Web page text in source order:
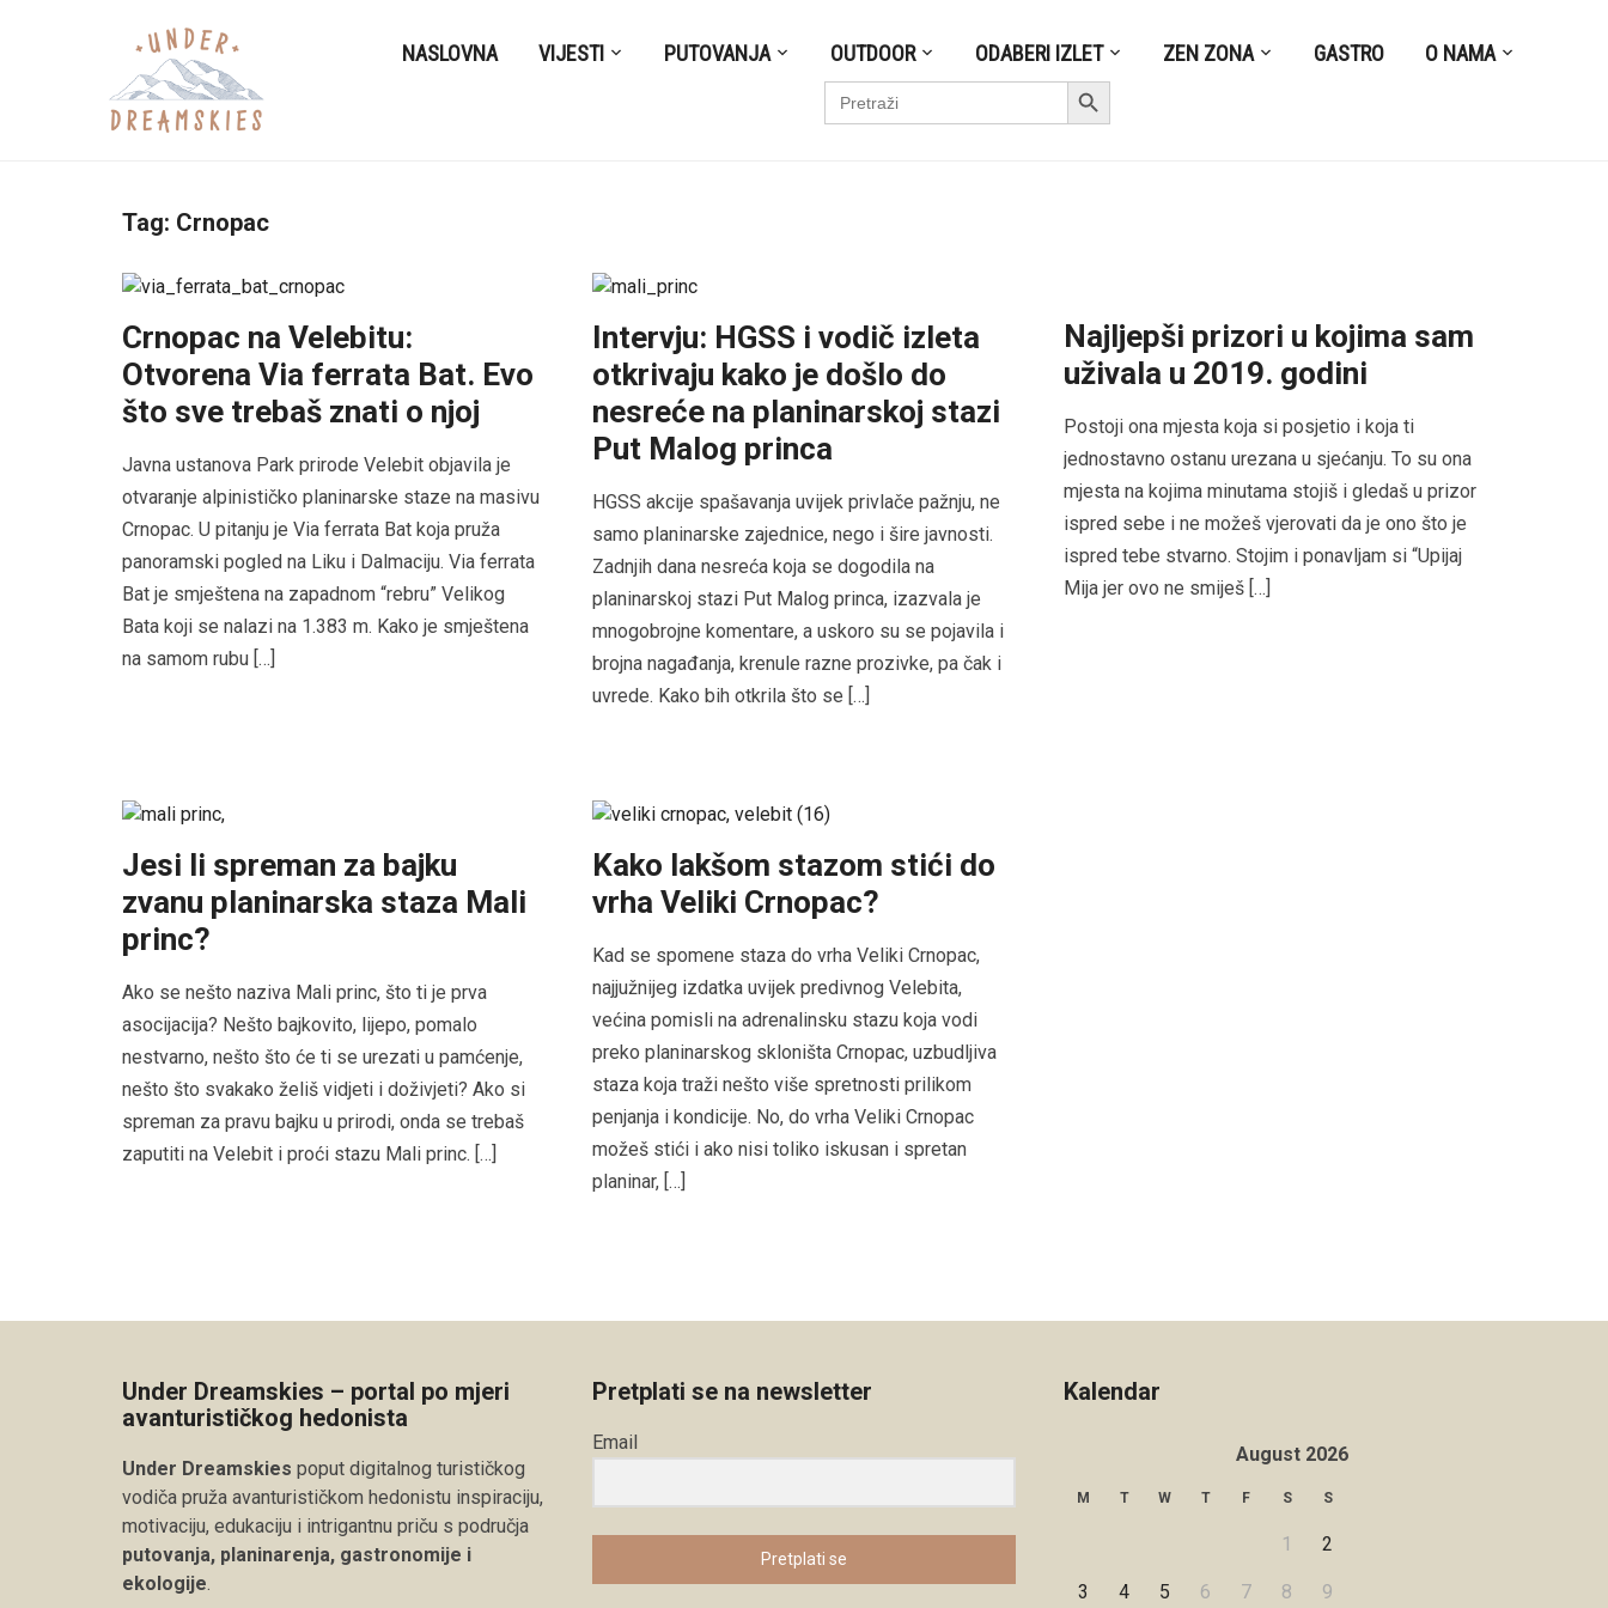
NASLOVNA VIJESTI PUTOVANJA OUTDOOR ODABERI IZLET ZEN ZONA GASTRO O NAMA
Search
for:
Search Button
Tag: Crnopac
Crnopac na Velebitu:
Otvorena Via ferrata Bat. Evo
što sve trebaš znati o njoj
Javna ustanova Park prirode Velebit objavila je
otvaranje alpinističko planinarske staze na masivu
Crnopac. U pitanju je Via ferrata Bat koja pruža
panoramski pogled na Liku i Dalmaciju. Via ferrata
Bat je smještena na zapadnom “rebru” Velikog
Bata koji se nalazi na 1.383 m. Kako je smještena
na samom rubu […]
Intervju: HGSS i vodič izleta
otkrivaju kako je došlo do
nesreće na planinarskoj stazi
Put Malog princa
HGSS akcije spašavanja uvijek privlače pažnju, ne
samo planinarske zajednice, nego i šire javnosti.
Zadnjih dana nesreća koja se dogodila na
planinarskoj stazi Put Malog princa, izazvala je
mnogobrojne komentare, a uskoro su se pojavila i
brojna nagađanja, krenule razne prozivke, pa čak i
uvrede. Kako bih otkrila što se […]
Najljepši prizori u kojima sam
uživala u 2019. godini
Postoji ona mjesta koja si posjetio i koja ti
jednostavno ostanu urezana u sjećanju. To su ona
mjesta na kojima minutama stojiš i gledaš u prizor
ispred sebe i ne možeš vjerovati da je ono što je
ispred tebe stvarno. Stojim i ponavljam si “Upijaj
Mija jer ovo ne smiješ […]
Jesi li spreman za bajku
zvanu planinarska staza Mali
princ?
Ako se nešto naziva Mali princ, što ti je prva
asocijacija? Nešto bajkovito, lijepo, pomalo
nestvarno, nešto što će ti se urezati u pamćenje,
nešto što svakako želiš vidjeti i doživjeti? Ako si
spreman za pravu bajku u prirodi, onda se trebaš
zaputiti na Velebit i proći stazu Mali princ. […]
Kako lakšom stazom stići do
vrha Veliki Crnopac?
Kad se spomene staza do vrha Veliki Crnopac,
najjužnijeg izdatka uvijek predivnog Velebita,
većina pomisli na adrenalinsku stazu koja vodi
preko planinarskog skloništa Crnopac, uzbudljiva
staza koja traži nešto više spretnosti prilikom
penjanja i kondicije. No, do vrha Veliki Crnopac
možeš stići i ako nisi toliko iskusan i spretan
planinar, […]
Under Dreamskies – portal po mjeri
avanturističkog hedonista
Under Dreamskies poput digitalnog turističkog
vodiča pruža avanturističkom hedonistu inspiraciju,
motivaciju, edukaciju i intrigantnu priču s područja
putovanja, planinarenja, gastronomije i
ekologije
Pretplati se na newsletter
Email
Pretplati se
Kalendar
August 2026
M T W T F S S
1 2
3 4 5 6 7 8 9